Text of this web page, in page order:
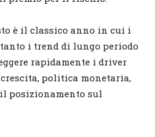
è il classico anno in cui i
i trend di lungo periodo
rapidamente i driver
politica monetaria,
posizionamento sul